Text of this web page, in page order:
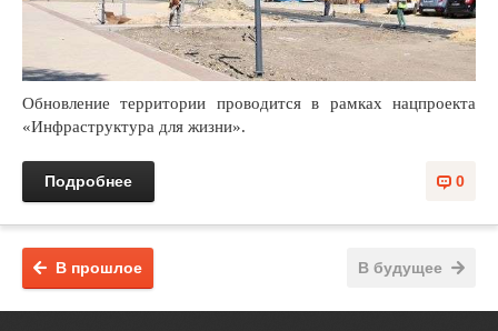
Обновление территории проводится в рамках нацпроекта
«Инфраструктура для жизни».
0
Подробнее
В будущее
В прошлое